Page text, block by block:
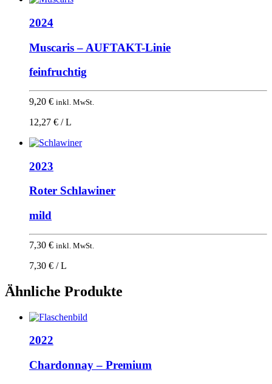
2024
Muscaris – AUFTAKT-Linie
feinfruchtig
9,20 € inkl. MwSt.
12,27 € / L
2023
Roter Schlawiner
mild
7,30 € inkl. MwSt.
7,30 € / L
Ähnliche Produkte
2022
Chardonnay – Premium